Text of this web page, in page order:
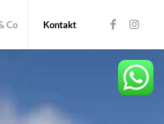
Co Kontakt